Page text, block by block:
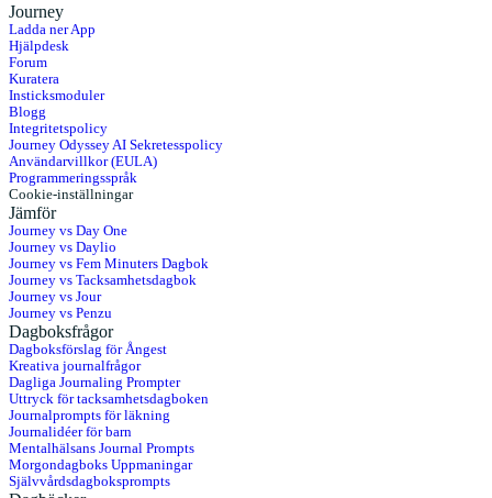
Journey
Ladda ner App
Hjälpdesk
Forum
Kuratera
Insticksmoduler
Blogg
Integritetspolicy
Journey Odyssey AI Sekretesspolicy
Användarvillkor (EULA)
Programmeringsspråk
Cookie-inställningar
Jämför
Journey vs Day One
Journey vs Daylio
Journey vs Fem Minuters Dagbok
Journey vs Tacksamhetsdagbok
Journey vs Jour
Journey vs Penzu
Dagboksfrågor
Dagboksförslag för Ångest
Kreativa journalfrågor
Dagliga Journaling Prompter
Uttryck för tacksamhetsdagboken
Journalprompts för läkning
Journalidéer för barn
Mentalhälsans Journal Prompts
Morgondagboks Uppmaningar
Självvårdsdagboksprompts